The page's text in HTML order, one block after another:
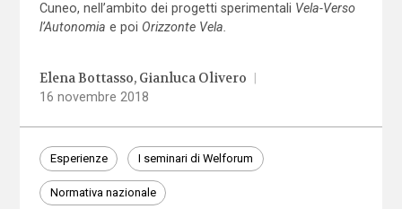
Cuneo, nell’ambito dei progetti sperimentali Vela-Verso
l’Autonomia e poi Orizzonte Vela.
Elena Bottasso Gianluca Olivero
16 novembre 2018
Esperienze I seminari di Welforum
Normativa nazionale